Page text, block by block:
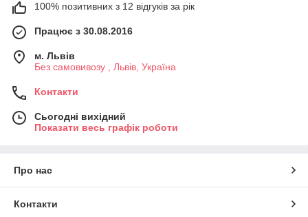
100% позитивних з 12 відгуків за рік
Працює з 30.08.2016
м. Львів
Без самовивозу , Львів, Україна
Контакти
Сьогодні вихідний
Показати весь графік роботи
Про нас
Контакти